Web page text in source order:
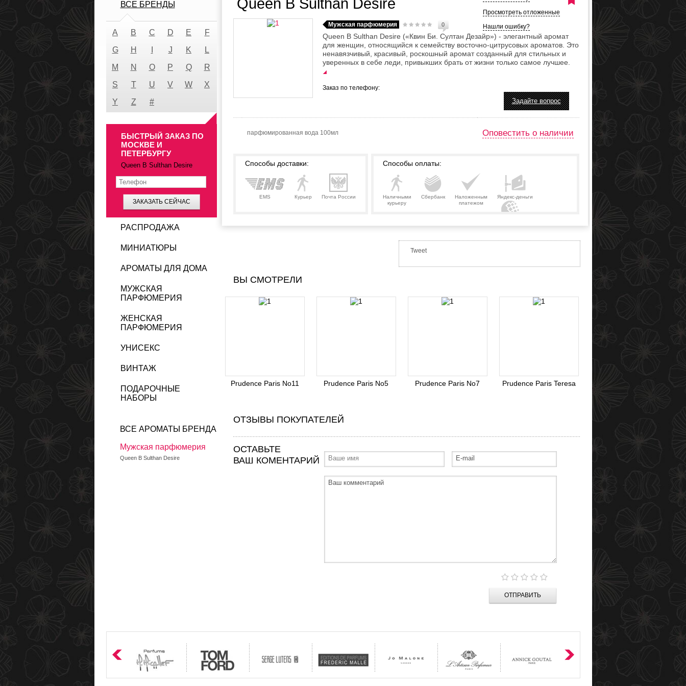
Просмотреть отложенные
Нашли ошибку?
Queen B Sulthan Desire
Мужская парфюмерия 0
Queen B Sulthan Desire («Квин Би. Султан Дезайр») - элегантный аромат
для женщин, относящийся к семейству восточно-цитрусовых ароматов. Это
ненавязчивый, красивый, роскошный аромат созданный для стильных и
уверенных в себе леди, привыкших брать от жизни только самое лучшее.
Задайте вопрос
Заказ по телефону:
парфюмированная вода 100мл Оповестить о наличии
Способы доставки:
EMS Курьер Почта России
Способы оплаты:
Наличными
курьеру
Сбербанк
Наложенным
платежом
Яндекс-деньги
Tweet
ВЫ СМОТРЕЛИ
Prudence Paris No11 Prudence Paris No5 Prudence Paris No7 Prudence Paris Teresa
ОТЗЫВЫ ПОКУПАТЕЛЕЙ
ОСТАВЬТЕ
ВАШ КОМЕНТАРИЙ
ОТПРАВИТЬ
ВСЕ БРЕНДЫ
A B C D E
F
G
H J K
L
M
N O P Q
R
S
T U V W
X
Y
Z #
БЫСТРЫЙ ЗАКАЗ ПО
МОСКВЕ И
ПЕТЕРБУРГУ
Queen B Sulthan Desire
ЗАКАЗАТЬ СЕЙЧАС
РАСПРОДАЖА
МИНИАТЮРЫ
АРОМАТЫ ДЛЯ ДОМА
МУЖСКАЯ
ПАРФЮМЕРИЯ
ЖЕНСКАЯ
ПАРФЮМЕРИЯ
УНИСЕКС
ВИНТАЖ
ПОДАРОЧНЫЕ
НАБОРЫ
ВСЕ АРОМАТЫ БРЕНДА
Мужская парфюмерия
Queen B Sulthan Desire